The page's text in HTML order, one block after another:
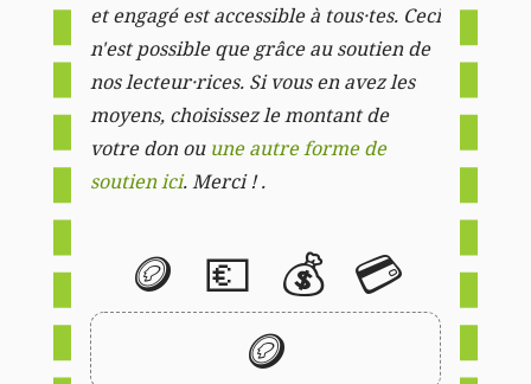
et engagé est accessible à tous·tes. Ceci
n'est possible que grâce au soutien de
nos lecteur·rices. Si vous en avez les
moyens, choisissez le montant de
votre don ou une autre forme de
soutien ici. Merci ! .
🪙 💶 💰 💳
🪙